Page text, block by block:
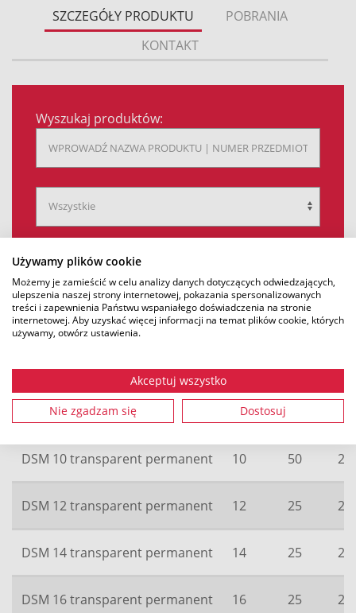
Używamy plików cookie
Możemy je zamieścić w celu analizy danych dotyczących odwiedzających,
ulepszenia naszej strony internetowej, pokazania spersonalizowanych
treści i zapewnienia Państwu wspaniałego doświadczenia na stronie
internetowej. Aby uzyskać więcej informacji na temat plików cookie, których
używamy, otwórz ustawienia.
Akceptuj wszystko
Nie zgadzam się Dostosuj
SZCZEGÓŁY PRODUKTU
POBRANIA
KONTAKT
Wyszukaj produktów:
SZT.
DSM 7 transparent permanent
DSM 10 transparent permanent 10 50
DSM 12 transparent permanent 12 25
DSM 14 transparent permanent 14 25
DSM 16 transparent permanent 16 25